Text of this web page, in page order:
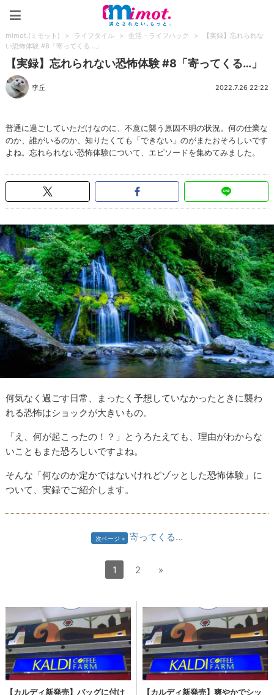
mimot.(ミモット) > ライフタイル > 生活・ライフハック >
【実録】忘れられな
い恐怖体験 #8「寄ってくる…」
【実録】忘れられない恐怖体験 #8「寄ってくる…」
李丘 2022.7.26 22:22
普通に過ごしていただけなのに、不意に襲う原因不明の状況。何の仕業な
のか、誰がいるのか、知りたくても「できない」のがまたおそろしいです
よね。忘れられない恐怖体験について、エピソードを集めてみました。
何気なく過ごす日常、まったく予想していなかったときに襲わ
れる恐怖はショックが大きいもの。
「え、何が起こったの！？」とうろたえても、理由がわからな
いこともまた恐ろしいですよね。
そんな「何なのか定かではないけれどゾッとした恐怖体験」に
ついて、実録でご紹介します。
次ページ 寄ってくる…
1 2 »